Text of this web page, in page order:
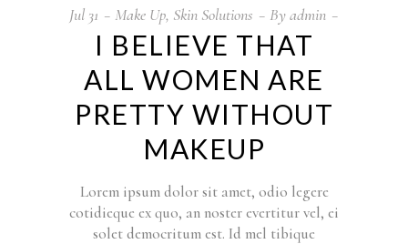
Jul 31 Make Up, Skin Solutions Byadmin
I BELIEVE THAT
ALL WOMEN ARE
PRETTY WITHOUT
MAKEUP
Lorem ipsum dolor sit amet, odio legere
cotidieque ex quo, an noster evertitur vel, ei
solet democritum est. Id mel tibique